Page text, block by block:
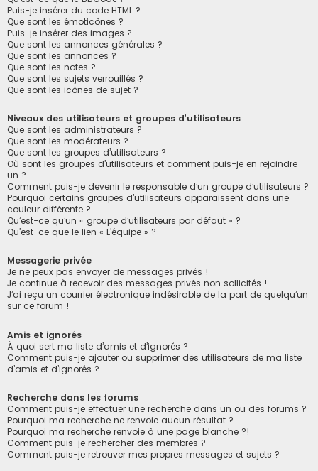
Puis-je insérer du code HTML ?
Que sont les émoticônes ?
Puis-je insérer des images ?
Que sont les annonces générales ?
Que sont les annonces ?
Que sont les notes ?
Que sont les sujets verrouillés ?
Que sont les icônes de sujet ?
Niveaux des utilisateurs et groupes d’utilisateurs
Que sont les administrateurs ?
Que sont les modérateurs ?
Que sont les groupes d’utilisateurs ?
Où sont les groupes d’utilisateurs et comment puis-je en rejoindre
un ?
Comment puis-je devenir le responsable d’un groupe d’utilisateurs ?
Pourquoi certains groupes d’utilisateurs apparaissent dans une
couleur différente ?
Qu’est-ce qu’un « groupe d’utilisateurs par défaut » ?
Qu’est-ce que le lien « L’équipe » ?
Messagerie privée
Je ne peux pas envoyer de messages privés !
Je continue à recevoir des messages privés non sollicités !
J’ai reçu un courrier électronique indésirable de la part de quelqu’un
sur ce forum !
Amis et ignorés
À quoi sert ma liste d’amis et d’ignorés ?
Comment puis-je ajouter ou supprimer des utilisateurs de ma liste
d’amis et d’ignorés ?
Recherche dans les forums
Comment puis-je effectuer une recherche dans un ou des forums ?
Pourquoi ma recherche ne renvoie aucun résultat ?
Pourquoi ma recherche renvoie à une page blanche ?!
Comment puis-je rechercher des membres ?
Comment puis-je retrouver mes propres messages et sujets ?